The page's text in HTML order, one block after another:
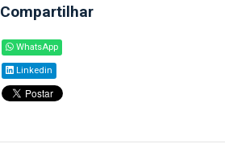
Compartilhar
WhatsApp
Linkedin